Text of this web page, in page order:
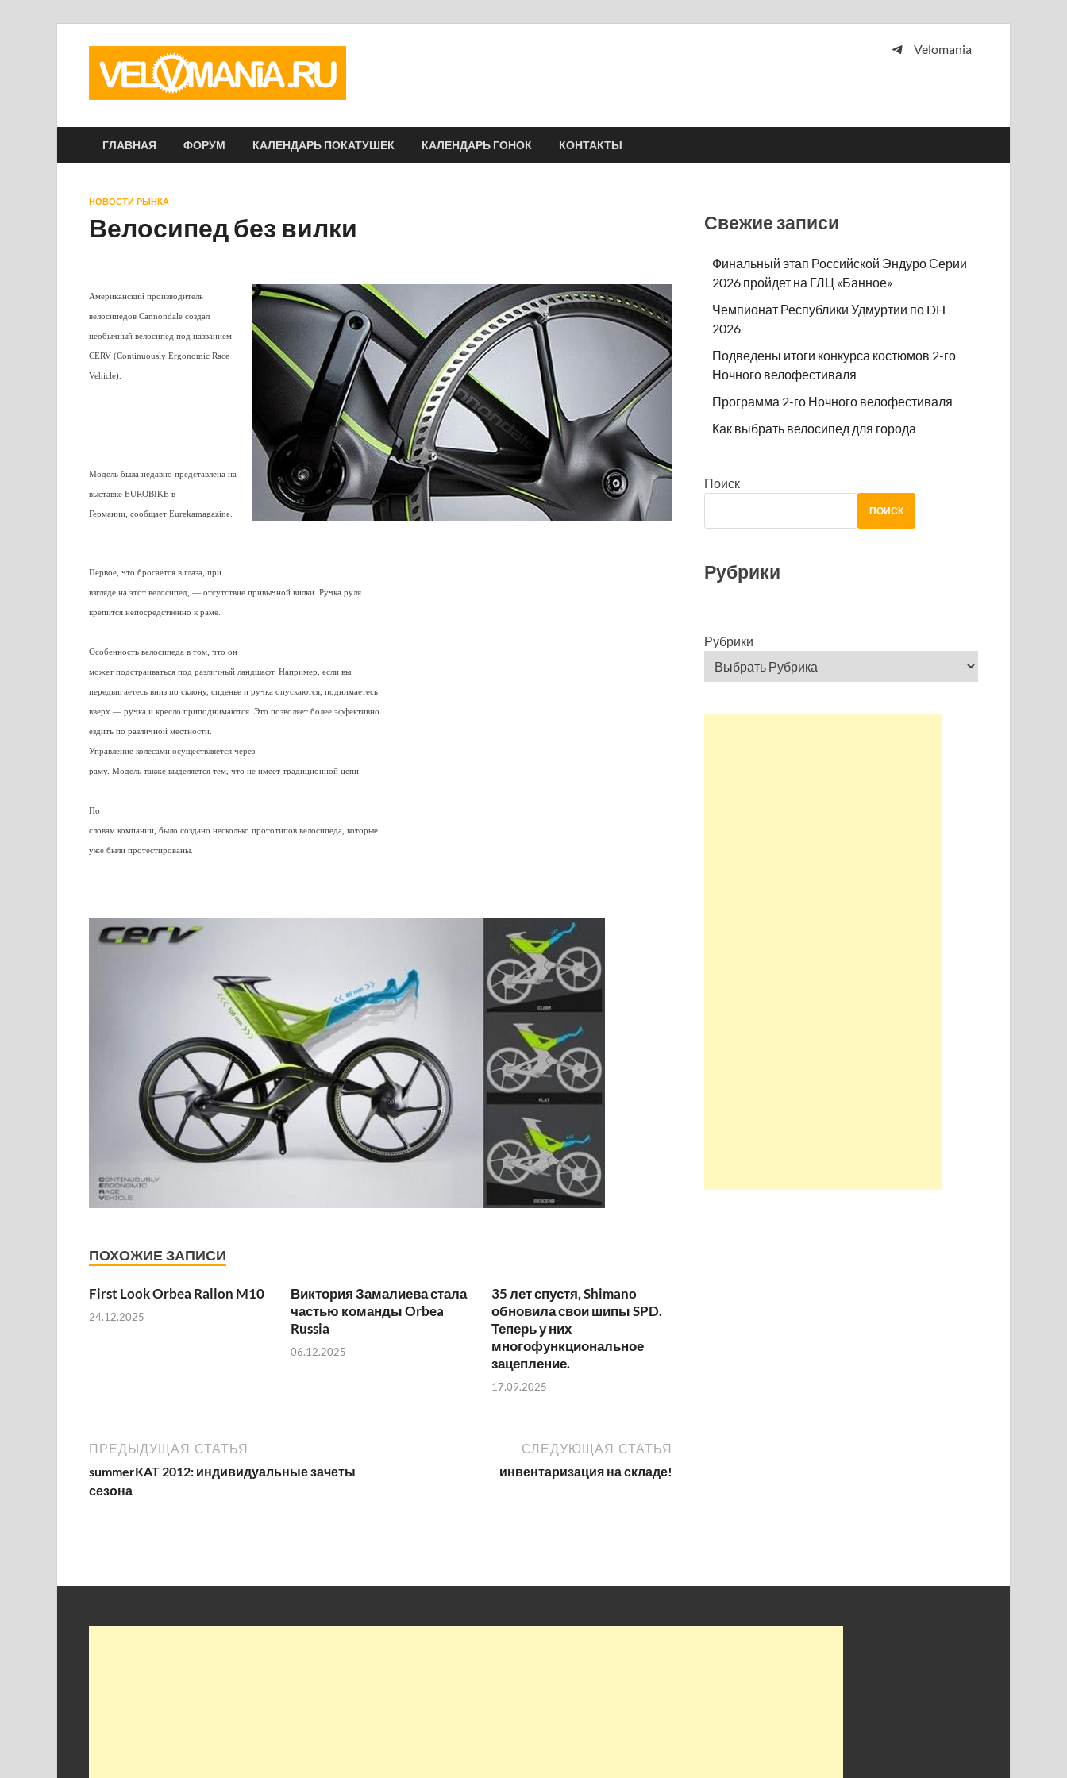
Velomania
ГЛАВНАЯ ФОРУМ КАЛЕНДАРЬ ПОКАТУШЕК КАЛЕНДАРЬ ГОНОК КОНТАКТЫ
НОВОСТИ РЫНКА
Велосипед без вилки
Американский производитель
велосипедов Cannondale создал
необычный велосипед под названием
CERV (Continuously Ergonomic Race
Vehicle).
Модель была недавно представлена на
выставке EUROBIKE в
Германии, сообщает Eurekamagazine.
Первое, что бросается в глаза, при
взгляде на этот велосипед, — отсутствие привычной вилки. Ручка руля
крепится непосредственно к раме.
Особенность велосипеда в том, что он
может подстраиваться под различный ландшафт. Например, если вы
передвигаетесь вниз по склону, сиденье и ручка опускаются, поднимаетесь
вверх — ручка и кресло приподнимаются. Это позволяет более эффективно
ездить по различной местности.
Управление колесами осуществляется через
раму. Модель также выделяется тем, что не имеет традиционной цепи.
По
словам компании, было создано несколько прототипов велосипеда, которые
уже были протестированы.
ПОХОЖИЕ ЗАПИСИ
First Look Orbea Rallon M10
24.12.2025
Виктория Замалиева стала
частью команды Orbea
Russia
06.12.2025
35 лет спустя, Shimano
обновила свои шипы SPD.
Теперь у них
многофункциональное
зацепление.
17.09.2025
ПРЕДЫДУЩАЯ СТАТЬЯ
summerKAT 2012: индивидуальные зачеты
сезона
СЛЕДУЮЩАЯ СТАТЬЯ
инвентаризация на складе!
Свежие записи
Финальный этап Российской Эндуро Серии
2026 пройдет на ГЛЦ «Банное»
Чемпионат Республики Удмуртии по DH
2026
Подведены итоги конкурса костюмов 2-го
Ночного велофестиваля
Программа 2-го Ночного велофестиваля
Как выбрать велосипед для города
Поиск
ПОИСК
Рубрики
Рубрики